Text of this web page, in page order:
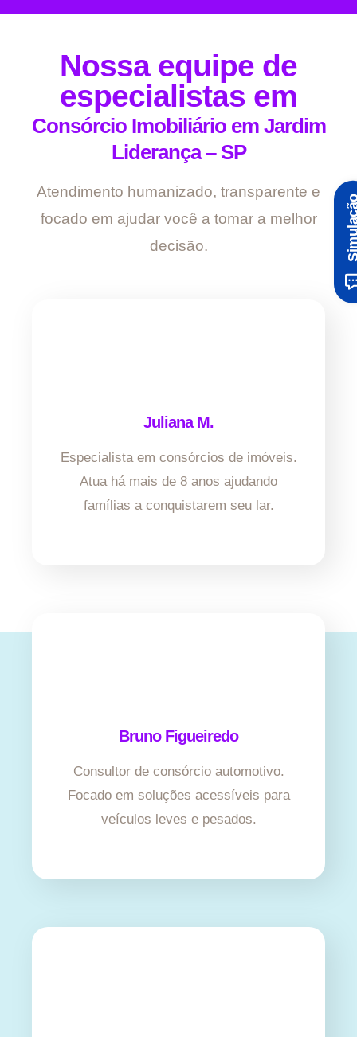
Nossa equipe de
especialistas em
Consórcio Imobiliário em Jardim
Liderança – SP
Atendimento humanizado, transparente e
focado em ajudar você a tomar a melhor
decisão.
Juliana M.
Especialista em consórcios de imóveis.
Atua há mais de 8 anos ajudando
famílias a conquistarem seu lar.
Bruno Figueiredo
Consultor de consórcio automotivo.
Focado em soluções acessíveis para
veículos leves e pesados.